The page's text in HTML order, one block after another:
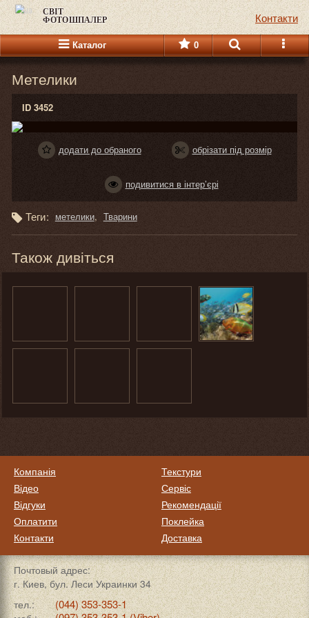
СВІТ
ФОТОШПАЛЕР Контакти
Каталог 0
Метелики
ID 3452
додати до обраного обрізати під розмір
подивитися в інтер’єрі
Теги: метелики Тварини
Також дивіться
Компанія
Відео
Відгуки
Оплатити
Контакти
Текстури
Сервіс
Рекомендації
Поклейка
Доставка
Почтовый адрес:
г. Киев, бул. Леси Украинки 34
тел.:
(044) 353-353-1